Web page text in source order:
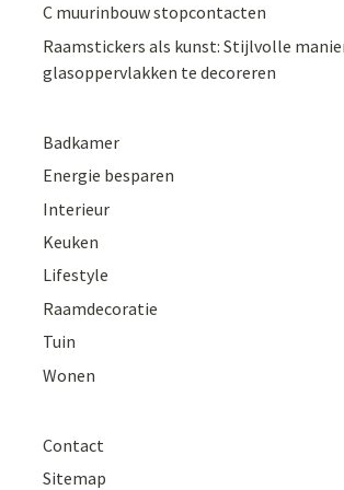
C muurinbouw stopcontacten
Raamstickers als kunst: Stijlvolle
glasoppervlakken te decoreren
Badkamer
Energie besparen
Interieur
Keuken
Lifestyle
Raamdecoratie
Tuin
Wonen
Contact
Sitemap